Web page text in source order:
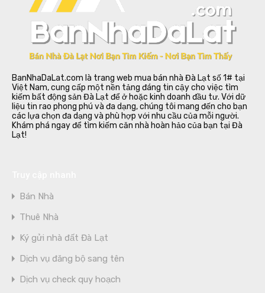
BanNhaDaLat.com là trang web mua bán nhà Đà Lạt số 1# tại
Việt Nam, cung cấp một nền tảng đáng tin cậy cho việc tìm
kiếm bất động sản Đà Lạt để ở hoặc kinh doanh đầu tư. Với dữ
liệu tin rao phong phú và đa dạng, chúng tôi mang đến cho bạn
các lựa chọn đa dạng và phù hợp với nhu cầu của mỗi người.
Khám phá ngay để tìm kiếm căn nhà hoàn hảo của bạn tại Đà
Lạt!
Bán Nhà
Thuê Nhà
Ký gửi nhà đất Đà Lạt
Dịch vụ đăng bộ sang tên
Dịch vụ check quy hoạch